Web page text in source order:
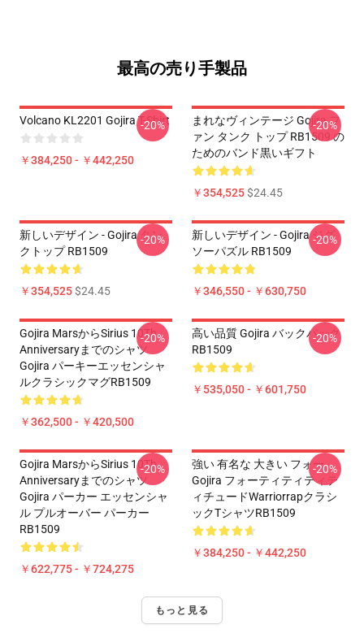
最高の売り手製品
Volcano KL2201 Gojira T-Shirt
￥384,250 - ￥442,250
-20%
まれなヴィンテージ Gojira フ
ァン タンク トップ RB1509 の
ためのバンド黒いギフト
￥354,525$24.45
-20%
新しいデザイン - Gojira タン
クトップ RB1509
￥354,525$24.45
-20%
新しいデザイン - Gojira ジグ
ソーパズル RB1509
￥346,550 - ￥630,750
-20%
Gojira MarsからSirius 10Th
Anniversaryまでのシャツ
Gojira パーキーエッセンシャ
ルクラシックマグRB1509
￥362,500 - ￥420,500
-20%
高い品質 Gojira バックパック
RB1509
￥535,050 - ￥601,750
-20%
Gojira MarsからSirius 10Th
Anniversaryまでのシャツ
Gojira パーカー エッセンシャ
ル プルオーバー パーカー
RB1509
￥622,775 - ￥724,275
-20%
強い 有名な 大きい フォー
Gojira フォーティティティテ
ィチュードWarriorrapクラシ
ックTシャツRB1509
￥384,250 - ￥442,250
-20%
もっと見る